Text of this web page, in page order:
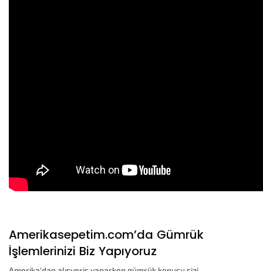
Amerikasepetim.com’da Gümrük
İşlemlerinizi Biz Yapıyoruz